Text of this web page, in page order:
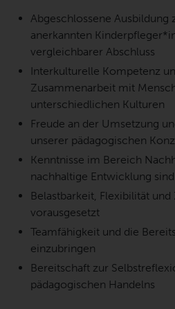
Abgeschlossene Ausbildung
anerkannten
vergleichbarer Abschluss
Interkulturelle Kompetenz
Zusammenarbeit mit
unterschiedlichen Kulturen
Freude an der Umsetzung
unserer pädagogischen
Kenntnisse im Bereich
nachhaltige Entwicklung
Belastbarkeit, Flexibilität
vorausgesetzt
Teamfähigkeit und die
einzubringen
Bereitschaft zur
pädagogischen Handelns